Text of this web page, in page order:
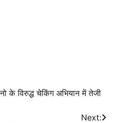
के विरुद्ध चेकिंग अभियान में तेजी
Next: